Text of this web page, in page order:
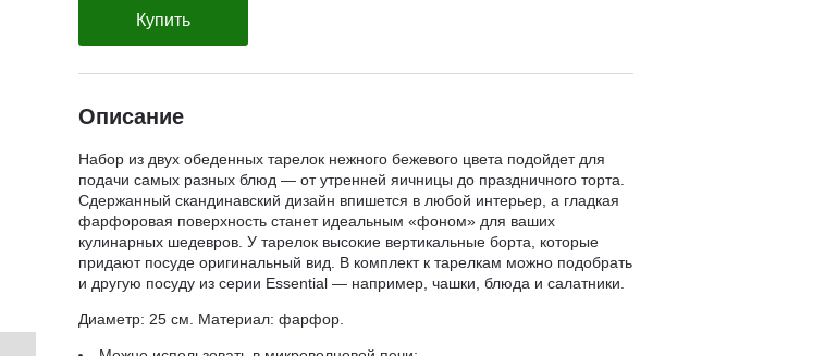
Купить
Описание
Набор из двух обеденных тарелок нежного бежевого цвета подойдет для
подачи самых разных блюд — от утренней яичницы до праздничного торта.
Сдержанный скандинавский дизайн впишется в любой интерьер, а гладкая
фарфоровая поверхность станет идеальным «фоном» для ваших
кулинарных шедевров. У тарелок высокие вертикальные борта, которые
придают посуде оригинальный вид. В комплект к тарелкам можно подобрать
и другую посуду из серии Essential — например, чашки, блюда и салатники.
Диаметр: 25 см. Материал: фарфор.